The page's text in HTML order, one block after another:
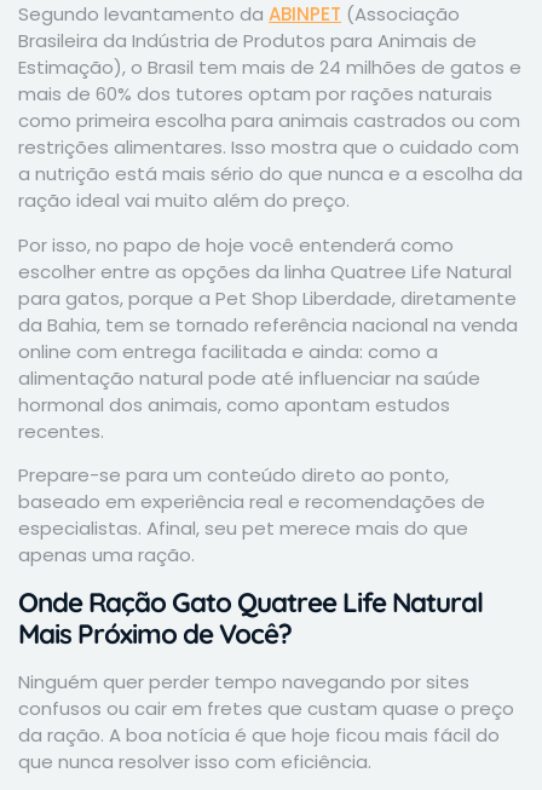
Segundo levantamento da ABINPET (Associação
Brasileira da Indústria de Produtos para Animais de
Estimação), o Brasil tem mais de 24 milhões de gatos e
mais de 60% dos tutores optam por rações naturais
como primeira escolha para animais castrados ou com
restrições alimentares. Isso mostra que o cuidado com
a nutrição está mais sério do que nunca e a escolha da
ração ideal vai muito além do preço.
Por isso, no papo de hoje você entenderá como
escolher entre as opções da linha Quatree Life Natural
para gatos, porque a Pet Shop Liberdade, diretamente
da Bahia, tem se tornado referência nacional na venda
online com entrega facilitada e ainda: como a
alimentação natural pode até influenciar na saúde
hormonal dos animais, como apontam estudos
recentes.
Prepare-se para um conteúdo direto ao ponto,
baseado em experiência real e recomendações de
especialistas. Afinal, seu pet merece mais do que
apenas uma ração.
Onde Ração Gato Quatree Life Natural
Mais Próximo de Você?
Ninguém quer perder tempo navegando por sites
confusos ou cair em fretes que custam quase o preço
da ração. A boa notícia é que hoje ficou mais fácil do
que nunca resolver isso com eficiência.